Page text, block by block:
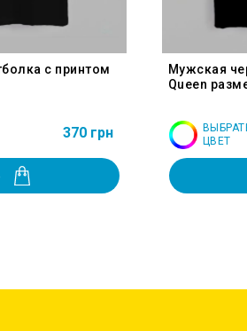
с принтом
370 грн
Мужская
Queen
ЦВЕТ